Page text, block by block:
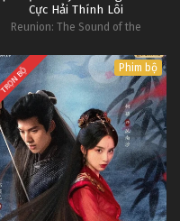
16
15
14
Cực Hải Thính Lôi
Reunion: The Sound of the
TRỌN BỘ Phim bộ